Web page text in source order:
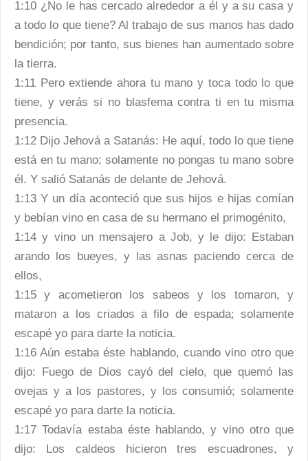
1:10 ¿No le has cercado alrededor a él y a su casa y
a todo lo que tiene? Al trabajo de sus manos has dado
bendición; por tanto, sus bienes han aumentado sobre
la tierra.
1:11 Pero extiende ahora tu mano y toca todo lo que
tiene, y verás si no blasfema contra ti en tu misma
presencia.
1:12 Dijo Jehová a Satanás: He aquí, todo lo que tiene
está en tu mano; solamente no pongas tu mano sobre
él. Y salió Satanás de delante de Jehová.
1:13 Y un día aconteció que sus hijos e hijas comían
y bebían vino en casa de su hermano el primogénito,
1:14 y vino un mensajero a Job, y le dijo: Estaban
arando los bueyes, y las asnas paciendo cerca de
ellos,
1:15 y acometieron los sabeos y los tomaron, y
mataron a los criados a filo de espada; solamente
escapé yo para darte la noticia.
1:16 Aún estaba éste hablando, cuando vino otro que
dijo: Fuego de Dios cayó del cielo, que quemó las
ovejas y a los pastores, y los consumió; solamente
escapé yo para darte la noticia.
1:17 Todavía estaba éste hablando, y vino otro que
dijo: Los caldeos hicieron tres escuadrones, y